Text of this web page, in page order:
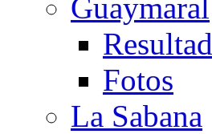
Guaymaral
Fotos
La Sabana